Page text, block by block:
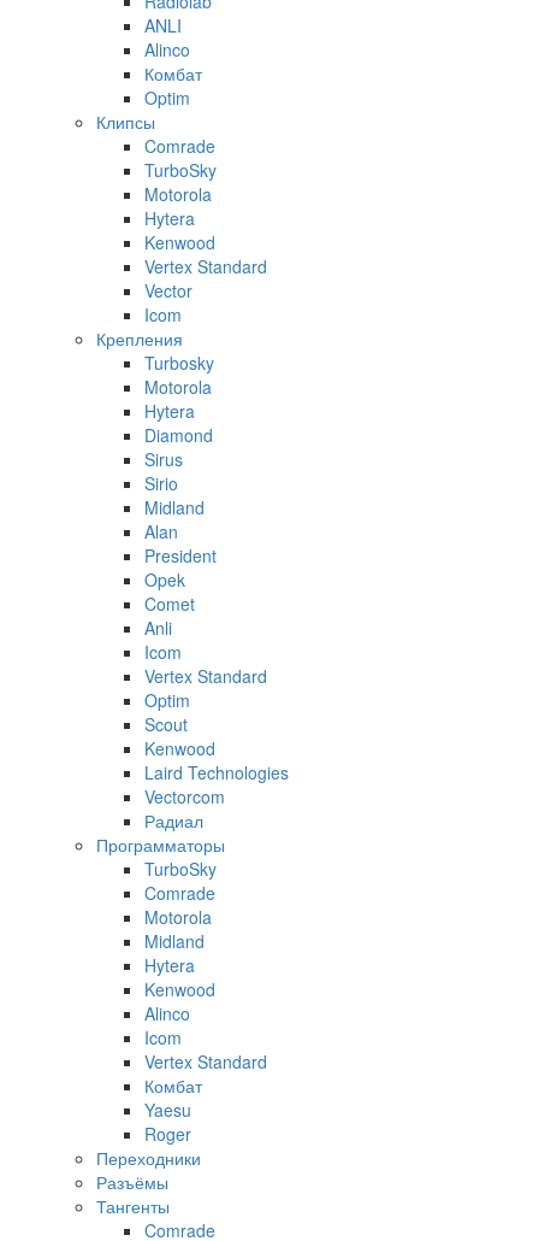
ANLI
Alinco
Комбат
Optim
Клипсы
Comrade
TurboSky
Motorola
Hytera
Kenwood
Vertex Standard
Vector
Icom
Крепления
Turbosky
Motorola
Hytera
Diamond
Sirus
Sirio
Midland
Alan
President
Opek
Comet
Anli
Icom
Vertex Standard
Optim
Scout
Kenwood
Laird Technologies
Vectorcom
Радиал
Программаторы
TurboSky
Comrade
Motorola
Midland
Hytera
Kenwood
Alinco
Icom
Vertex Standard
Комбат
Yaesu
Roger
Переходники
Разъёмы
Тангенты
Comrade